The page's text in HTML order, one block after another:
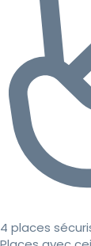
4 places